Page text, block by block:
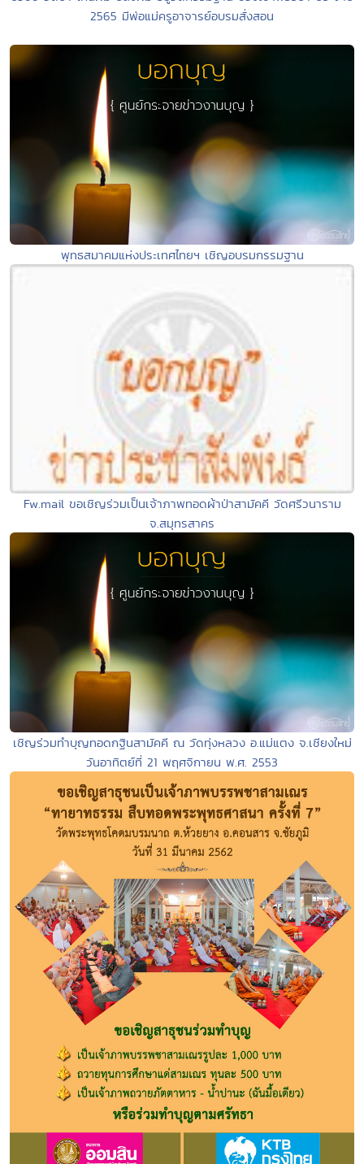
2565 มีพ่อแม่ครูอาจารย์อบรมสั่งสอน
พุทธสมาคมแห่งประเทศไทยฯ เชิญอบรมกรรมฐาน
Fw.mail ขอเชิญร่วมเป็นเจ้าภาพทอดผ้าป่าสามัคคี วัดศรีวนาราม
จ.สมุทรสาคร
เชิญร่วมทำบุญทอดกฐินสามัคคี ณ วัดทุ่งหลวง อ.แม่แตง จ.เชียงใหม่
วันอาทิตย์ที่ 21 พฤศจิกายน พ.ศ. 2553